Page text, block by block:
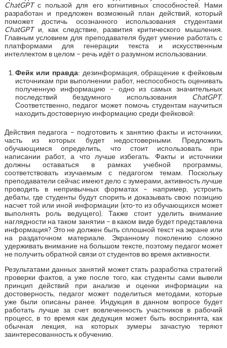
ChatGPTс пользой для его когнитивных способностей. Нами
разработан и предложен возможный план действий, который
поможет достичь осознанного использования студентами
ChatGPTи, как следствие, развития критического мышления.
Главным условием для преподавателя будет умение работать с
платформами для генерации текста и искусственным
интеллектом в целом – речь идёт о разумном использовании.
Фейк или правда: дезинформация, обращение к фейковым
источникам при выполнении работ, неспособность оценивать
полученную информацию – одно из самых значительных
последствий бездумного использования ChatGPT.
Соответственно, педагог может помочь студентам научиться
находить достоверную информацию среди фейковой:
Действия педагога – подготовить к занятию факты и источники,
часть из которых будет недостоверными. Предложить
обучающимся определить, что стоит использовать при
написании работ, а что лучше избегать. Факты и источники
должны оставаться в рамках учебной программы,
соответствовать изучаемым с педагогом темам. Поскольку
преподаватели сейчас имеют дело с зумерами, активность лучше
проводить в непривычных форматах – например, устроить
дебаты, где студенты будут спорить и доказывать свою позицию
насчет той или иной информации (кто-то из обучающихся может
выполнять роль ведущего). Также стоит уделить внимание
наглядности на таком занятии – в каком виде будет представлена
информация? Это не должен быть сплошной текст на экране или
на раздаточном материале. Экранному поколению сложно
удерживать внимание на большом тексте, поэтому педагог может
не получить обратной связи от студентов во время активности.
Результатами данных занятий может стать разработка стратегий
проверки фактов, а уже после того, как студенты сами вывели
принцип действий при анализе и оценки информации на
достоверность, педагог может поделиться методами, которые
уже были описаны ранее. Индукция в данном вопросе будет
работать лучше за счет вовлеченность участников в рабочий
процесс, в то время как дедукция может быть воспринята, как
обычная лекция, на которых зумеры зачастую теряют
заинтересованность к обучению.